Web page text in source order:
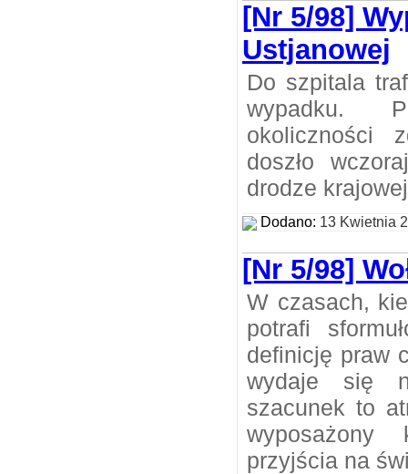
[Nr 5/98]
Ustjanowej
Do szpitala
wypadku.
okoliczności
doszło
drodze
Dodano: 13 Kwietnia
[Nr 5/98]
W czasach,
potrafi
definicję praw
wydaje się
szacunek to
przyjścia na